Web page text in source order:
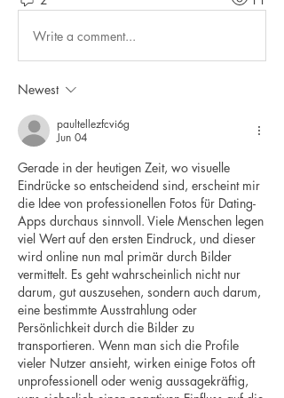
Write a comment...
Newest
paultellezfcvi6g
Jun 04
Gerade in der heutigen Zeit, wo visuelle
Eindrücke so entscheidend sind, erscheint mir
die Idee von professionellen Fotos für Dating-
Apps durchaus sinnvoll. Viele Menschen legen
viel Wert auf den ersten Eindruck, und dieser
wird online nun mal primär durch Bilder
vermittelt. Es geht wahrscheinlich nicht nur
darum, gut auszusehen, sondern auch darum,
eine bestimmte Ausstrahlung oder
Persönlichkeit durch die Bilder zu
transportieren. Wenn man sich die Profile
vieler Nutzer ansieht, wirken einige Fotos oft
unprofessionell oder wenig aussagekräftig,